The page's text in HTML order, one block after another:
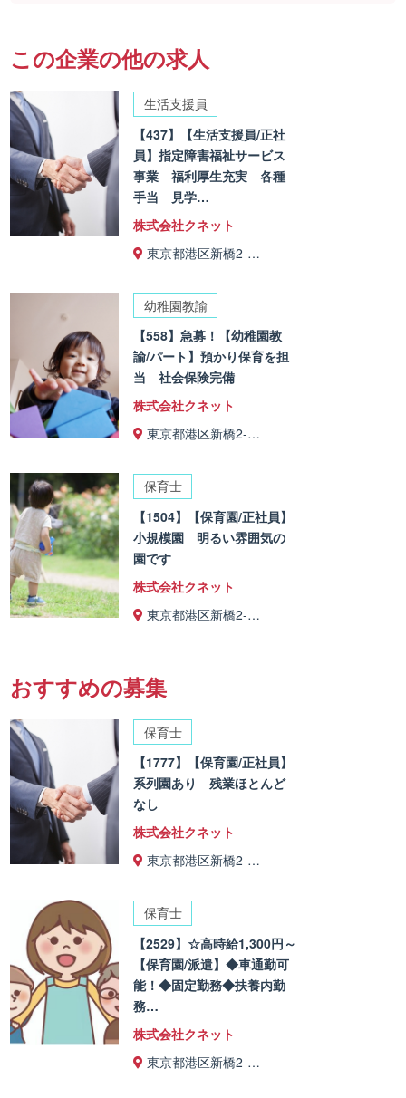
この企業の他の求人
生活支援員
【437】【生活支援員/正社
員】指定障害福祉サービス
事業 福利厚生充実 各種
手当 見学…
株式会社クネット
東京都港区新橋2-…
幼稚園教諭
【558】急募！【幼稚園教
諭/パート】預かり保育を担
当 社会保険完備
株式会社クネット
東京都港区新橋2-…
保育士
【1504】【保育園/正社員】
小規模園 明るい雰囲気の
園です
株式会社クネット
東京都港区新橋2-…
おすすめの募集
保育士
【1777】【保育園/正社員】
系列園あり 残業ほとんど
なし
株式会社クネット
東京都港区新橋2-…
保育士
【2529】☆高時給1,300円～
【保育園/派遣】◆車通勤可
能！◆固定勤務◆扶養内勤
務…
株式会社クネット
東京都港区新橋2-…